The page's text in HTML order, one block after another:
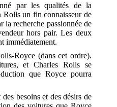
par les qualités de la
un fin connaisseur de
la recherche passionnée de
hors pair. Les deux
immédiatement.
Royce (dans cet ordre).
et Charles Rolls se
que Royce pourra
besoins et des désirs de